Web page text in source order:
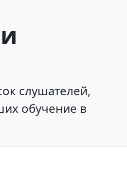
слушателей,
обучение в